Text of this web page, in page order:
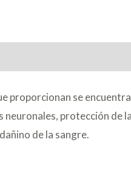
proporcionan se
neuronales, protección de
de la sangre.